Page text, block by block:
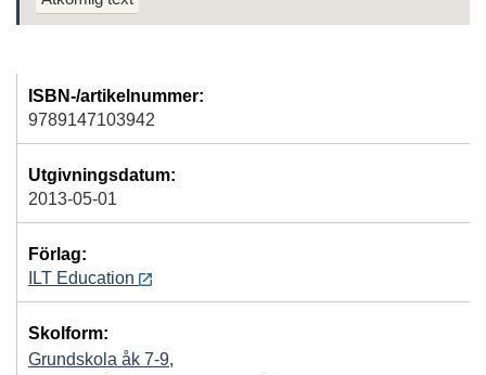
ISBN-/artikelnummer:
9789147103942
Utgivningsdatum:
2013-05-01
Förlag:
ILT Education
Skolform:
Grundskola åk 7-9,